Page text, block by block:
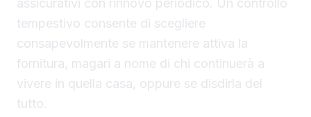
assicurativi con rinnovo periodico. Un controllo
tempestivo consente di scegliere
consapevolmente se mantenere attiva la
fornitura, magari a nome di chi continuerà a
vivere in quella casa, oppure se disdirla del
tutto.